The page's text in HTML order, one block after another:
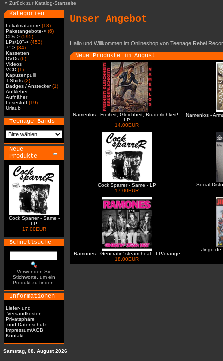
» Zurück zur Katalog-Startseite
Kategorien
Lokalmatadore (13)
Paketangebote-> (6)
CDs-> (595)
LPs/10"-> (453)
7"-> (34)
Kassetten
DVDs (6)
Videos
VCD (1)
Kapuzenpulli
T-Shirts (2)
Badges / Anstecker(1)
Aufkleber
Aufnäher
Lesestoff (19)
Urlaub
Teenage Bands
Neue
Produkte
Cock Sparrer - Same -
LP
17.00EUR
Schnellsuche
Verwenden Sie
Stichworte, um ein
Produkt zu finden.
Informationen
Liefer- und
Versandkosten
Privatsphäre
und Datenschutz
Impressum/AGB
Kontakt
Unser Angebot
Hallo und Willkommen im Onlineshop von Teenage Rebel
Neue Produkte im August
Namenlos - Freiheit, Gleichheit, Brüderlichkeit! -
LP
14.00EUR
Namenlos -
Cock Sparrer - Same - LP
17.00EUR
Social
Ramones - Generatin' steam heat - LP/orange
18.00EUR
Jingo de
Samstag, 08. August 2026